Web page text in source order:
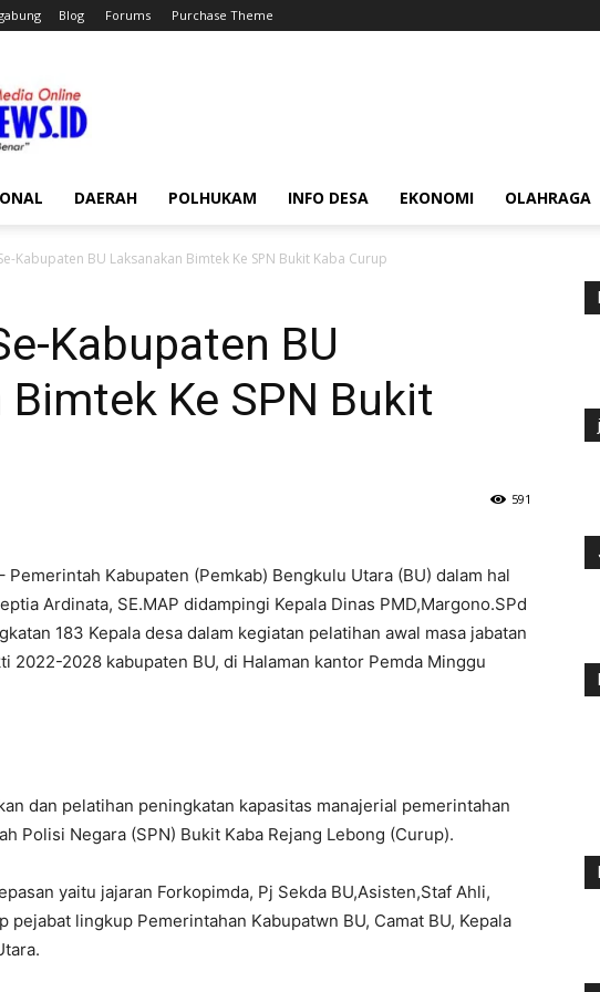
Blog Forums Purchase Theme
DAERAH POLHUKAM INFO DESA EKONOMI OLAHRAGA
Kabupaten BU Laksanakan Bimtek Ke SPN Bukit Kaba Curup
Kabupaten BU
Ke SPN Bukit
591
Pemerintah Kabupaten (Pemkab) Bengkulu Utara (BU) dalam hal
Ardinata, SE.MAP didampingi Kepala Dinas PMD,Margono.SPd
183 Kepala desa dalam kegiatan pelatihan awal masa jabatan
2022-2028 kabupaten BU, di Halaman kantor Pemda Minggu
dan pelatihan peningkatan kapasitas manajerial pemerintahan
Polisi Negara (SPN) Bukit Kaba Rejang Lebong (Curup).
yaitu jajaran Forkopimda, Pj Sekda BU,Asisten,Staf Ahli,
pejabat lingkup Pemerintahan Kabupatwn BU, Camat BU, Kepala